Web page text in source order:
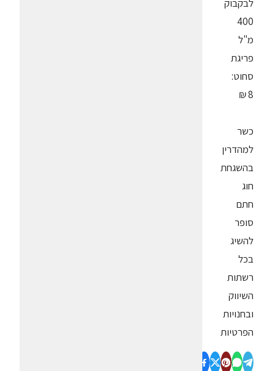
לבקבוק
400
מ"ל
פריגת
סחוט:
8 ₪
כשר
למהדרין
בהשגחת
חוג
חתם
סופר
להשיג
בכל
רשתות
השיווק
ובחנויות
הפרטיות